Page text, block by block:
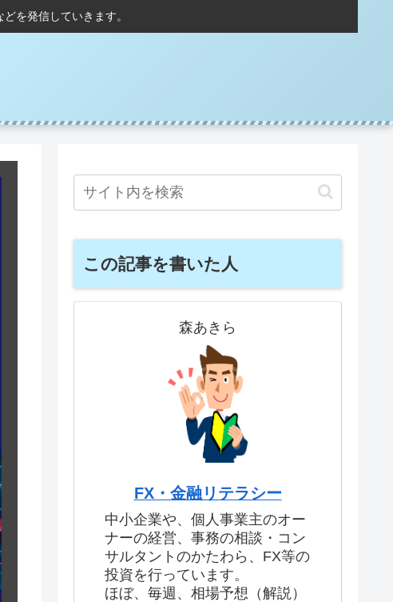
を発信していきます。
この記事を書いた人
森あきら
FX・金融リテラシー
中小企業や、個人事業主のオー
ナーの経営、事務の相談・コン
サルタントのかたわら、FX等の
投資を行っています。
ほぼ、毎週、相場予想（解説）